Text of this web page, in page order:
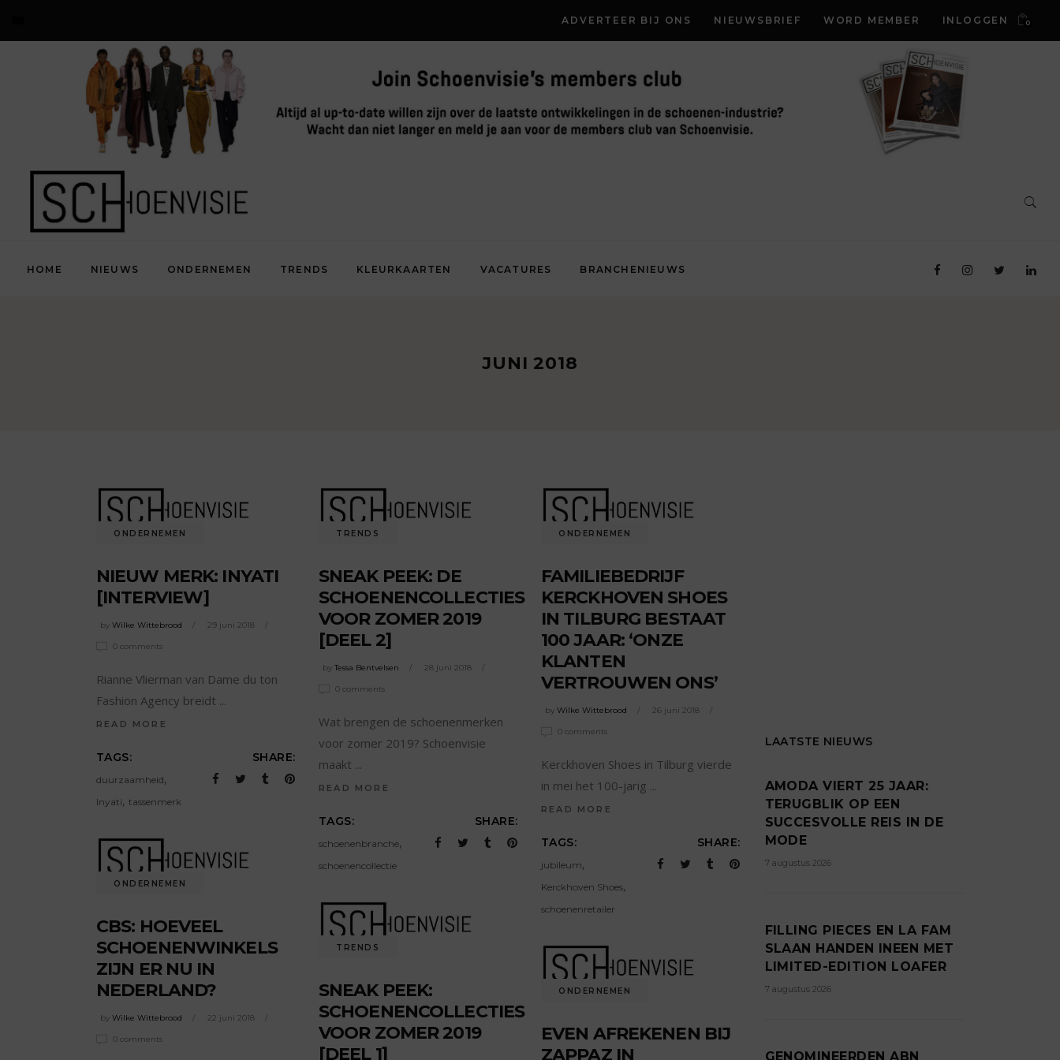
ADVERTEER BIJ ONS NIEUWSBRIEF WORD MEMBER INLOGGEN 0
HOME NIEUWS ONDERNEMEN TRENDS KLEURKAARTEN VACATURES BRANCHENIEUWS
JUNI 2018
ONDERNEMEN
NIEUW MERK: INYATI
[INTERVIEW]
by Wilke Wittebrood 29 juni 2018
0 comments
Rianne Vlierman van Dame du ton
Fashion Agency breidt
READ MORE
TAGS:
duurzaamheid,
Inyati, tassenmerk
SHARE:
TRENDS
SNEAK PEEK: DE
SCHOENENCOLLECTIES
VOOR ZOMER 2019
[DEEL 2]
by Tessa Bentvelsen 28 juni 2018
0 comments
Wat brengen de schoenenmerken
voor zomer 2019? Schoenvisie
maakt
READ MORE
TAGS:
schoenenbranche,
schoenencollectie
SHARE:
ONDERNEMEN
FAMILIEBEDRIJF
KERCKHOVEN SHOES
IN TILBURG BESTAAT
100 JAAR: ‘ONZE
KLANTEN
VERTROUWEN ONS’
by Wilke Wittebrood 26 juni 2018
0 comments
Kerckhoven Shoes in Tilburg vierde
in mei het 100-jarig
READ MORE
TAGS:
jubileum,
Kerckhoven Shoes,
schoenenretailer
SHARE:
ONDERNEMEN
CBS: HOEVEEL
SCHOENENWINKELS
ZIJN ER NU IN
NEDERLAND?
by Wilke Wittebrood 22 juni 2018
0 comments
TRENDS
SNEAK PEEK:
SCHOENENCOLLECTIES
VOOR ZOMER 2019
[DEEL 1]
ONDERNEMEN
EVEN AFREKENEN BIJ
ZAPPAZ IN
LAATSTE NIEUWS
AMODA VIERT 25 JAAR:
TERUGBLIK OP EEN
SUCCESVOLLE REIS IN DE
MODE
7 augustus 2026
FILLING PIECES EN LA FAM
SLAAN HANDEN INEEN MET
LIMITED-EDITION LOAFER
7 augustus 2026
GENOMINEERDEN ABN